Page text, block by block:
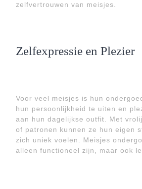
zelfvertrouwen van meisjes.
Zelfexpressie en Plezier
Voor veel meisjes is hun
hun persoonlijkheid te uiten en
aan hun dagelijkse outfit. Met
of patronen kunnen ze hun eigen
zich uniek voelen. Meisjes
alleen functioneel zijn, maar ook